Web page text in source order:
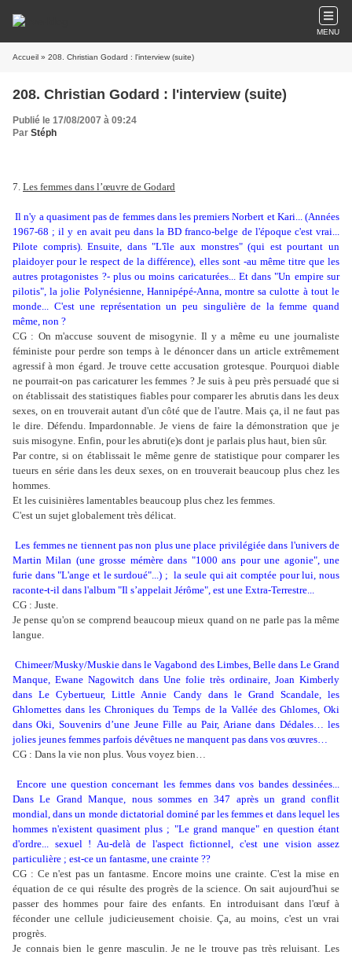
MENU
Accueil » 208. Christian Godard : l'interview (suite)
208. Christian Godard : l'interview (suite)
Publié le 17/08/2007 à 09:24
Par Stéph
7. Les femmes dans l’œuvre de Godard
Il n'y a quasiment pas de femmes dans les premiers Norbert et Kari... (Années
1967-68 ; il y en avait peu dans la BD franco-belge de l'époque c'est vrai...
Pilote compris). Ensuite, dans "L'île aux monstres" (qui est pourtant un
plaidoyer pour le respect de la différence), elles sont -au même titre que les
autres protagonistes ?- plus ou moins caricaturées... Et dans "Un empire sur
pilotis", la jolie Polynésienne, Hannipépé-Anna, montre sa culotte à tout le
monde... C'est une représentation un peu singulière de la femme quand
même, non ?
CG : On m'accuse souvent de misogynie. Il y a même eu une journaliste
féministe pour perdre son temps à le dénoncer dans un article extrêmement
agressif à mon égard. Je trouve cette accusation grotesque. Pourquoi diable
ne pourrait-on pas caricaturer les femmes ? Je suis à peu près persuadé que si
on établissait des statistiques fiables pour comparer les abrutis dans les deux
sexes, on en trouverait autant d'un côté que de l'autre. Mais ça, il ne faut pas
le dire. Défendu. Impardonnable. Je viens de faire la démonstration que je
suis misogyne. Enfin, pour les abruti(e)s dont je parlais plus haut, bien sûr.
Par contre, si on établissait le même genre de statistique pour comparer les
tueurs en série dans les deux sexes, on en trouverait beaucoup plus chez les
hommes.
Et les cuisinières lamentables beaucoup plus chez les femmes.
C'est un sujet globalement très délicat.
Les femmes ne tiennent pas non plus une place privilégiée dans l'univers de
Martin Milan (une grosse mémère dans "1000 ans pour une agonie", une
furie dans "L'ange et le surdoué"...) ; la seule qui ait comptée pour lui, nous
raconte-t-il dans l'album "Il s’appelait Jérôme", est une Extra-Terrestre...
CG : Juste.
Je pense qu'on se comprend beaucoup mieux quand on ne parle pas la même
langue.
Chimeer/Musky/Muskie dans le Vagabond des Limbes, Belle dans Le Grand
Manque, Ewane Nagowitch dans Une folie très ordinaire, Joan Kimberly
dans Le Cybertueur, Little Annie Candy dans le Grand Scandale, les
Ghlomettes dans les Chroniques du Temps de la Vallée des Ghlomes, Oki
dans Oki, Souvenirs d’une Jeune Fille au Pair, Ariane dans Dédales… les
jolies jeunes femmes parfois dévêtues ne manquent pas dans vos œuvres…
CG : Dans la vie non plus. Vous voyez bien…
Encore une question concernant les femmes dans vos bandes dessinées...
Dans Le Grand Manque, nous sommes en 347 après un grand conflit
mondial, dans un monde dictatorial dominé par les femmes et dans lequel les
hommes n'existent quasiment plus ; "Le grand manque" en question étant
d'ordre... sexuel ! Au-delà de l'aspect fictionnel, c'est une vision assez
particulière ; est-ce un fantasme, une crainte ??
CG : Ce n'est pas un fantasme. Encore moins une crainte. C'est la mise en
équation de ce qui résulte des progrès de la science. On sait aujourd'hui se
passer des hommes pour faire des enfants. En introduisant dans l'œuf à
féconder une cellule judicieusement choisie. Ça, au moins, c'est un vrai
progrès.
Je connais bien le genre masculin. Je ne le trouve pas très reluisant. Les